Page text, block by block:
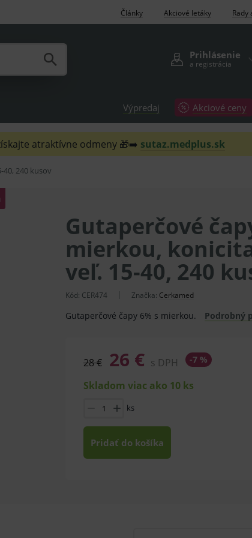
Články Akciové letáky Rady
Prihlásenie
a registrácia
Výpredaj Akciové ceny
atraktívne odmeny 🎁➡️ sutaz.medplus.sk
240 kusov
Gutaperčové
mierkou,
veľ. 15-40, 240
Kód: CER474 Značka: Cerkamed
Gutaperčové čapy 6% s mierkou. Podrobný
28 € 26 € s DPH -7 %
Skladom viac ako 10 ks
ks
Pridať do košíka